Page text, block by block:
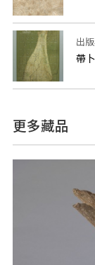
出
帶
更多藏品